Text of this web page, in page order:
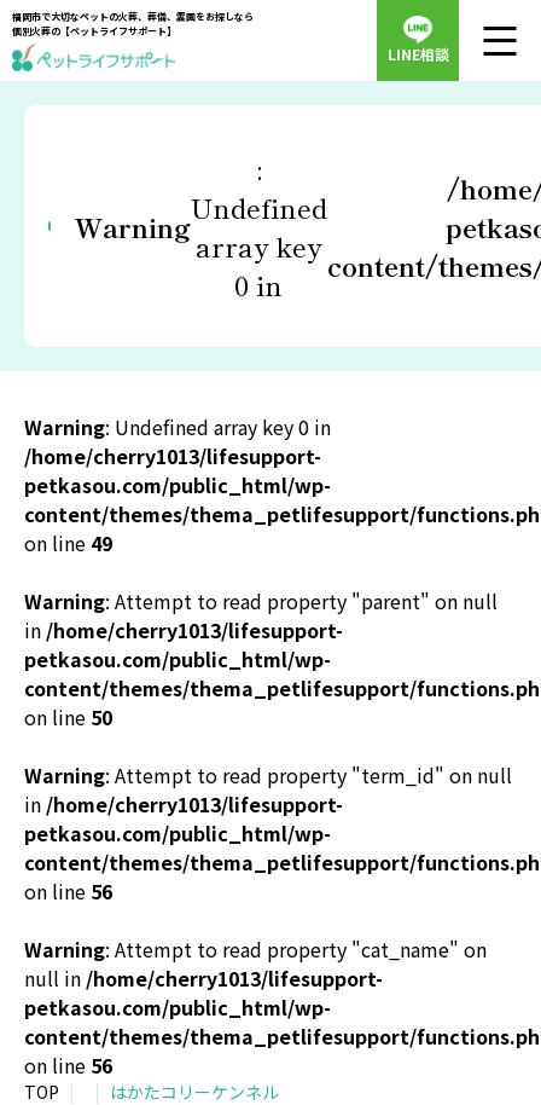
福岡市で大切なペットの火葬、葬儀、霊園をお探しなら
個別火葬の【ペットライフサポート】
LINE相談
Warning
:
Undefined
array key
0 in
/
content/
Warning: Undefined array key 0 in
/home/cherry1013/lifesupport-
petkasou.com/public_html/wp-
content/themes/thema_petlifesupport/
on line 49
Warning: Attempt to read property "parent" on null
in /home/cherry1013/lifesupport-
petkasou.com/public_html/wp-
content/themes/thema_petlifesupport/
on line 50
Warning: Attempt to read property "term_id" on null
in /home/cherry1013/lifesupport-
petkasou.com/public_html/wp-
content/themes/thema_petlifesupport/
on line 56
Warning: Attempt to read property "cat_name" on
null in /home/cherry1013/lifesupport-
petkasou.com/public_html/wp-
content/themes/thema_petlifesupport/
on line 56
TOP はかたコリーケンネル